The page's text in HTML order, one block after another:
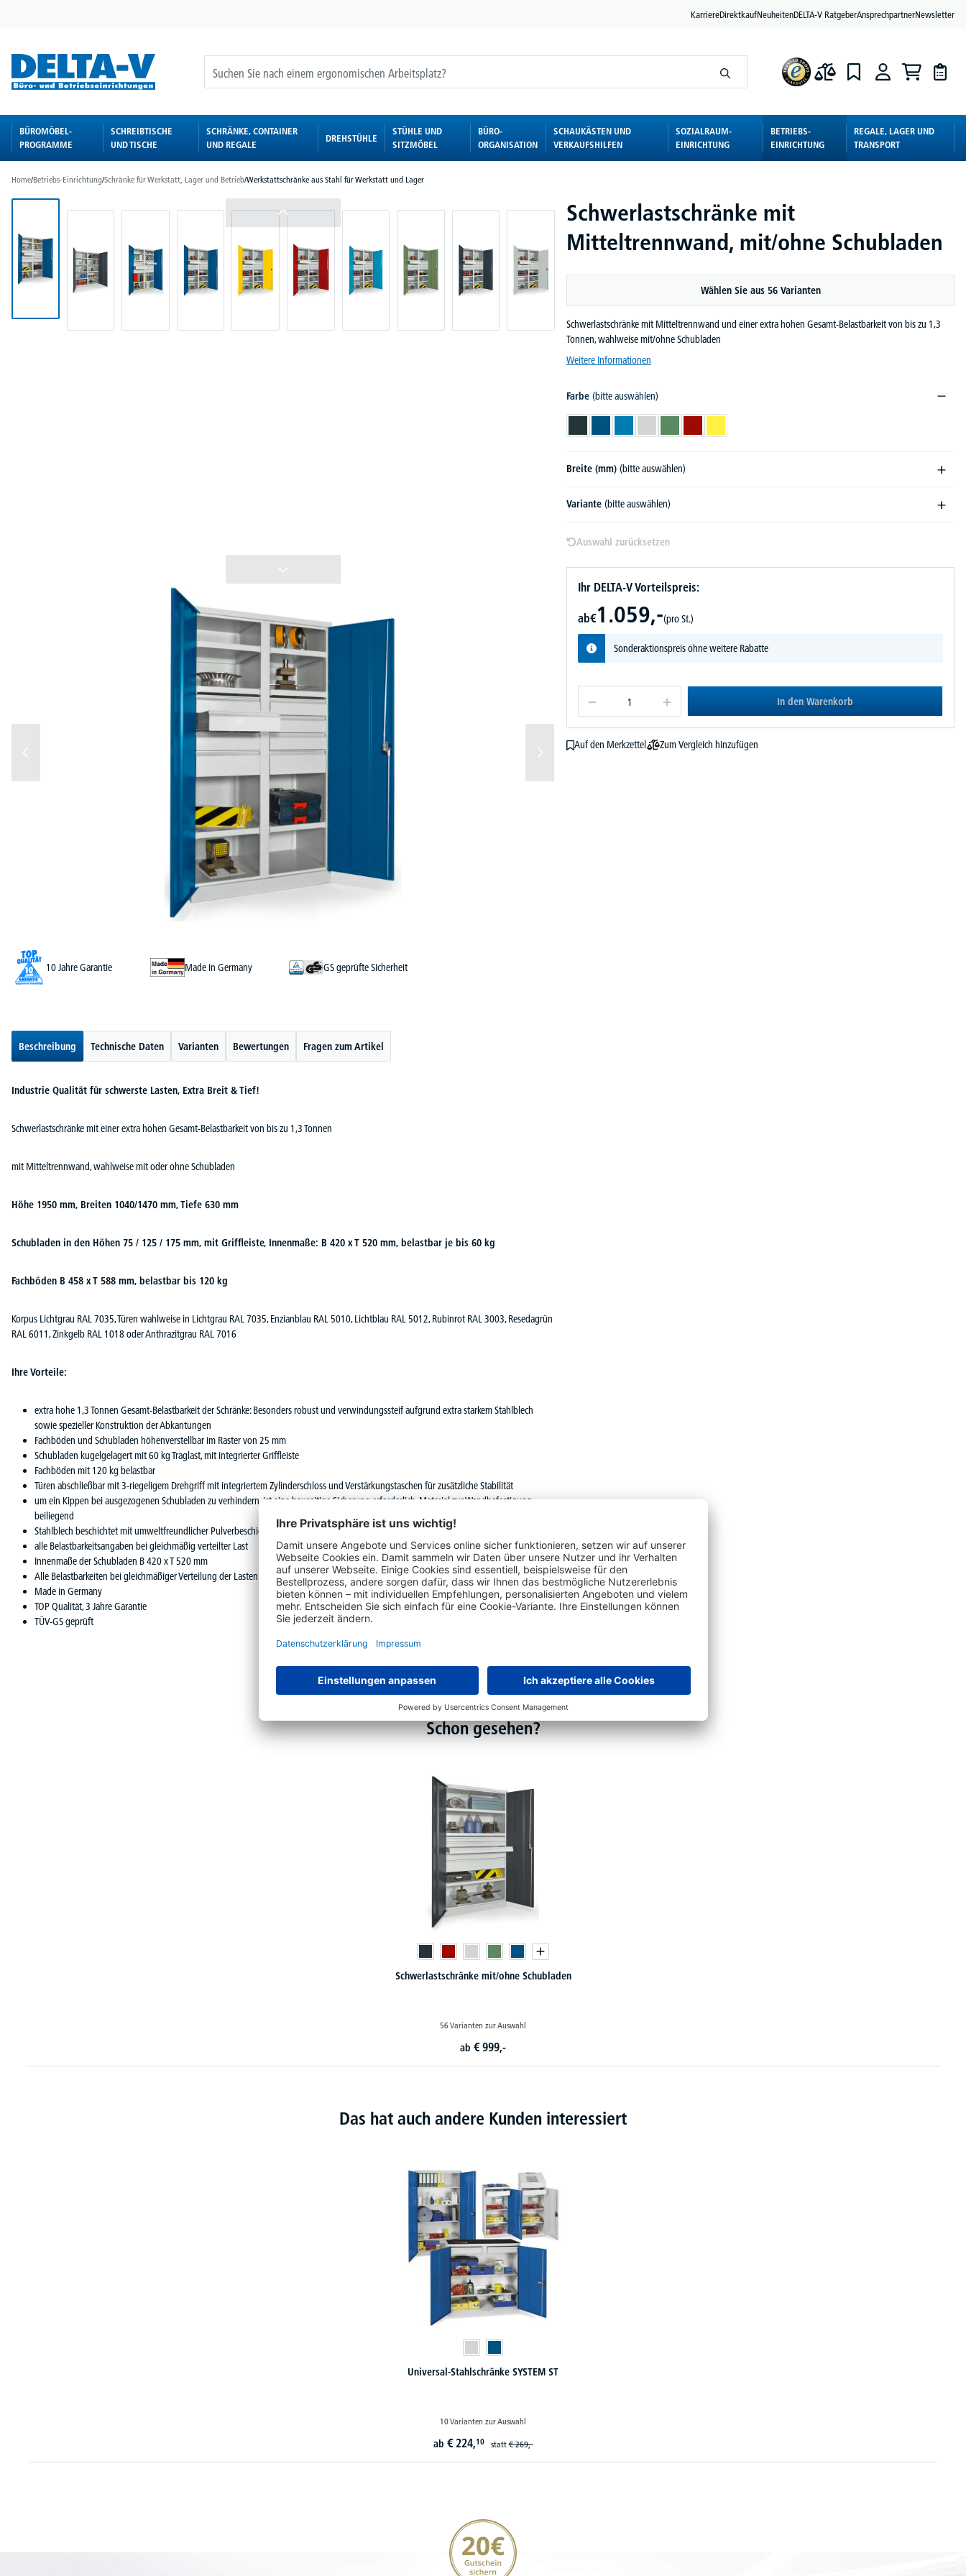
KarriereDirektkaufNeuheitenDELTA-V RatgeberAnsprechpartnerNewsletter
BÜROMÖBEL-
PROGRAMME
SCHREIBTISCHE
UND TISCHE
SCHRÄNKE, CONTAINER
UND REGALE
DREHSTÜHLE
STÜHLE UND
SITZMÖBEL
BÜRO-
ORGANISATION
SCHAUKÄSTEN UND
VERKAUFSHILFEN
SOZIALRAUM-
EINRICHTUNG
BETRIEBS-
EINRICHTUNG
REGALE, LAGER UND
TRANSPORT
Home/Betriebs-Einrichtung/Schränke für Werkstatt, Lager und Betrieb/Werkstattschränke aus Stahl für Werkstatt und Lager
Schwerlastschränke mit
Mitteltrennwand, mit/ohne Schubladen
Wählen Sie aus 56 Varianten
Schwerlastschränke mit Mitteltrennwand und einer extra hohen Gesamt-Belastbarkeit von bis zu 1,3
Tonnen, wahlweise mit/ohne Schubladen
Weitere Informationen
Farbe (bitte auswählen)
Breite (mm) (bitte auswählen)
Variante (bitte auswählen)
Auswahl zurücksetzen
Ihr DELTA-V Vorteilspreis:
ab€1.059,-(pro St.)
Sonderaktionspreis ohne weitere Rabatte
In den Warenkorb
Auf den Merkzettel Zum Vergleich hinzufügen
10 Jahre Garantie Made in Germany GS geprüfte Sicherheit
Beschreibung Technische Daten Varianten Bewertungen Fragen zum Artikel
Industrie Qualität für schwerste Lasten, Extra Breit & Tief!
Schwerlastschränke mit einer extra hohen Gesamt-Belastbarkeit von bis zu 1,3 Tonnen
mit Mitteltrennwand, wahlweise mit oder ohne Schubladen
Höhe 1950 mm, Breiten 1040/1470 mm, Tiefe 630 mm
Schubladen in den Höhen 75 / 125 / 175 mm, mit Griffleiste, Innenmaße: B 420 x T 520 mm, belastbar je bis 60 kg
Fachböden B 458 x T 588 mm, belastbar bis 120 kg
Korpus Lichtgrau RAL 7035, Türen wahlweise in Lichtgrau RAL 7035, Enzianblau RAL 5010, Lichtblau RAL 5012, Rubinrot RAL 3003, Resedagrün
RAL 6011, Zinkgelb RAL 1018 oder Anthrazitgrau RAL 7016
Ihre Vorteile:
extra hohe 1,3 Tonnen Gesamt-Belastbarkeit der Schränke: Besonders robust und verwindungssteif aufgrund extra starkem Stahlblech
sowie spezieller Konstruktion der Abkantungen
Fachböden und Schubladen höhenverstellbar im Raster von 25 mm
Schubladen kugelgelagert mit 60 kg Traglast, mit integrierter Griffleiste
Fachböden mit 120 kg belastbar
Türen abschließbar mit 3-riegeligem Drehgriff mit integriertem Zylinderschloss und Verstärkungstaschen für zusätzliche Stabilität
um ein Kippen bei ausgezogenen Schubladen zu verhindern, ist eine bauseitige Sicherung erforderlich, Material zur Wandbefestigung
beiliegend
Stahlblech beschichtet mit umweltfreundlicher Pulverbeschichtung
alle Belastbarkeitsangaben bei gleichmäßig verteilter Last
Innenmaße der Schubladen B 420 x T 520 mm
Alle Belastbarkeiten bei gleichmäßiger Verteilung der Lasten auf den Fachböden bzw. in den Schubladen
Made in Germany
TOP Qualität, 3 Jahre Garantie
TÜV-GS geprüft
Schon gesehen?
Schwerlastschränke mit/ohne Schubladen
56 Varianten zur Auswahl
ab € 999,-
Das hat auch andere Kunden interessiert
Universal-Stahlschränke SYSTEM ST
10 Varianten zur Auswahl
ab € 224,10 statt€ 269,-
20€ Gutschein sichern